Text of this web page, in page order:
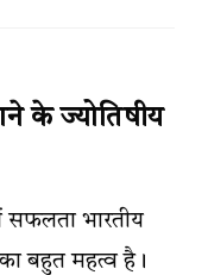
के ज्योतिषीय
सफलता भारतीय
का बहुत महत्व है।